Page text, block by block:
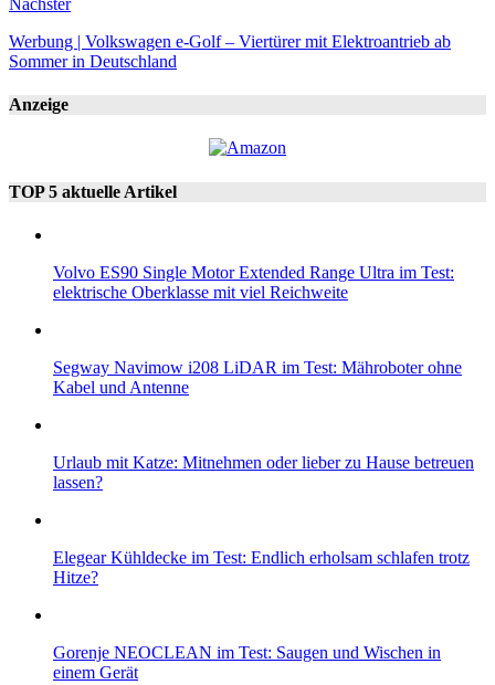
Werbung | Volkswagen e-Golf – Viertürer mit Elektroantrieb ab
Sommer in Deutschland
Anzeige
TOP 5 aktuelle Artikel
Volvo ES90 Single Motor Extended Range Ultra im Test:
elektrische Oberklasse mit viel Reichweite
Segway Navimow i208 LiDAR im Test: Mähroboter ohne
Kabel und Antenne
Urlaub mit Katze: Mitnehmen oder lieber zu Hause betreuen
lassen?
Elegear Kühldecke im Test: Endlich erholsam schlafen trotz
Hitze?
Gorenje NEOCLEAN im Test: Saugen und Wischen in
einem Gerät